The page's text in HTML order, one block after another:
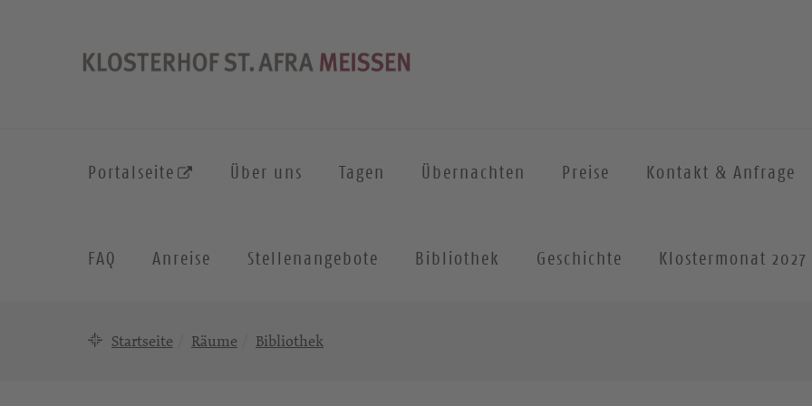
Portalseite Über uns Tagen Übernachten Preise Kontakt & Anfrage
FAQ Anreise Stellenangebote Bibliothek Geschichte Klostermonat 2027
Startseite Räume Bibliothek